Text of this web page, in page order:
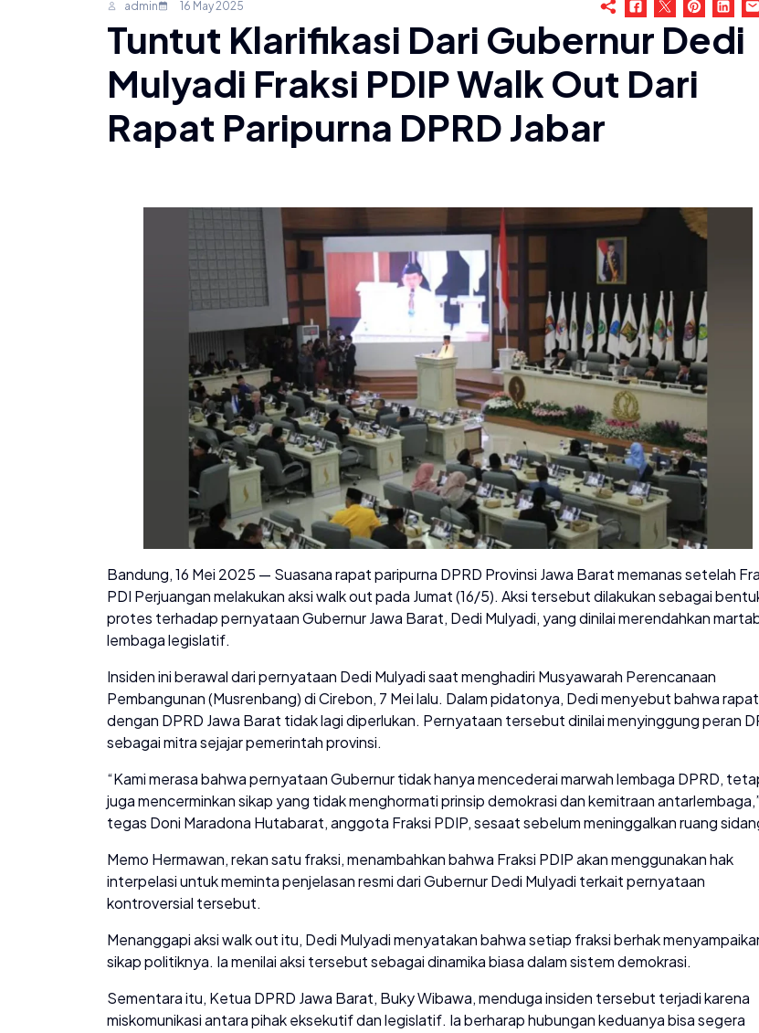
admin 16 May 2025
Tuntut Klarifikasi Dari Gubernur Dedi
Mulyadi Fraksi PDIP Walk Out Dari
Rapat Paripurna DPRD Jabar
Bandung, 16 Mei 2025 — Suasana rapat paripurna DPRD Provinsi Jawa Barat memanas setelah
PDI Perjuangan melakukan aksi walk out pada Jumat (16/5). Aksi tersebut dilakukan sebagai
protes terhadap pernyataan Gubernur Jawa Barat, Dedi Mulyadi, yang dinilai merendahkan
lembaga legislatif.
Insiden ini berawal dari pernyataan Dedi Mulyadi saat menghadiri Musyawarah Perencanaan
Pembangunan (Musrenbang) di Cirebon, 7 Mei lalu. Dalam pidatonya, Dedi menyebut bahwa rapat
dengan DPRD Jawa Barat tidak lagi diperlukan. Pernyataan tersebut dinilai menyinggung peran
sebagai mitra sejajar pemerintah provinsi.
“Kami merasa bahwa pernyataan Gubernur tidak hanya mencederai marwah lembaga DPRD,
juga mencerminkan sikap yang tidak menghormati prinsip demokrasi dan kemitraan antarlembaga,”
tegas Doni Maradona Hutabarat, anggota Fraksi PDIP, sesaat sebelum meninggalkan ruang
Memo Hermawan, rekan satu fraksi, menambahkan bahwa Fraksi PDIP akan menggunakan hak
interpelasi untuk meminta penjelasan resmi dari Gubernur Dedi Mulyadi terkait pernyataan
kontroversial tersebut.
Menanggapi aksi walk out itu, Dedi Mulyadi menyatakan bahwa setiap fraksi berhak
sikap politiknya. Ia menilai aksi tersebut sebagai dinamika biasa dalam sistem demokrasi.
Sementara itu, Ketua DPRD Jawa Barat, Buky Wibawa, menduga insiden tersebut terjadi karena
miskomunikasi antara pihak eksekutif dan legislatif. Ia berharap hubungan keduanya bisa segera